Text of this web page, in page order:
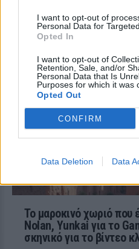
I want to opt-out of
Personal Data for
Opted In
I want to opt-out of
Retention, Sale, and/or
Personal Data that Is
Purposes for which it was
Opted Out
CONFIRM
Data Deletion Data
Η
τις
καμία
ΧΤΕΣ
story
Το μαροκινό χωριό που
Nolan, Yunkai για το
σκηνικό για το βίντεο